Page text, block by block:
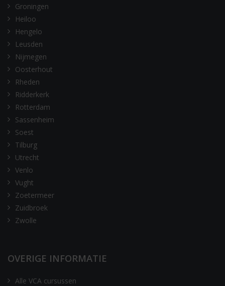
Groningen
Heiloo
Hengelo
Leusden
Nijmegen
Oosterhout
Rheden
Ridderkerk
Rotterdam
Sassenheim
Soest
Tilburg
Utrecht
Venlo
Vught
Zoetermeer
Zuidbroek
Zwolle
OVERIGE INFORMATIE
Alle VCA cursussen